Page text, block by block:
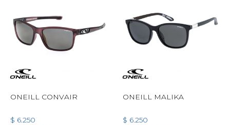
ONEILL CONVAIR
$ 6.250
ONEILL MALIKA
$ 6.250